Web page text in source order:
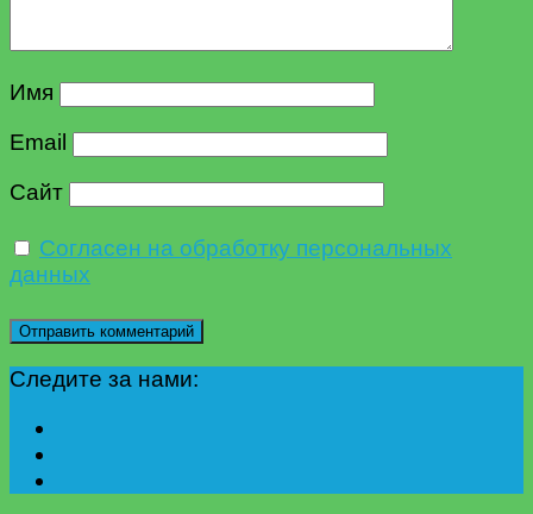
Имя
Email
Сайт
Согласен на обработку персональных
данных
Следите за нами: